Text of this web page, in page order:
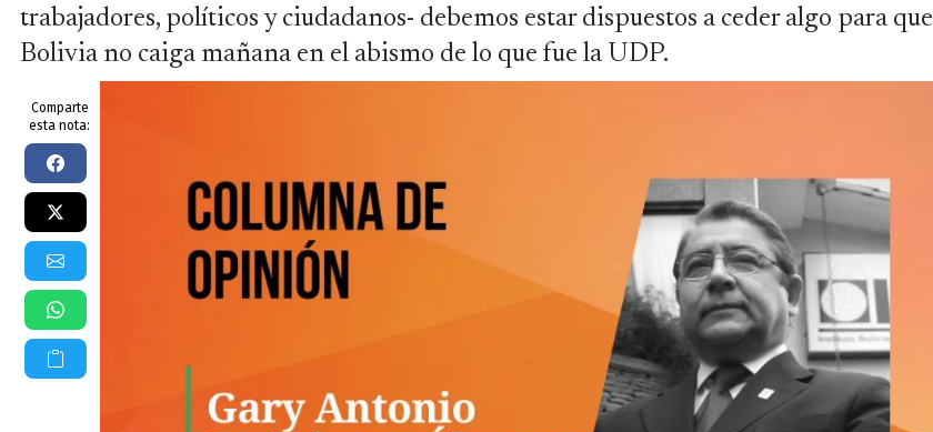
trabajadores, políticos y ciudadanos- debemos estar dispuestos a ceder algo para que
Bolivia no caiga mañana en el abismo de lo que fue la UDP.
Comparte
esta nota: